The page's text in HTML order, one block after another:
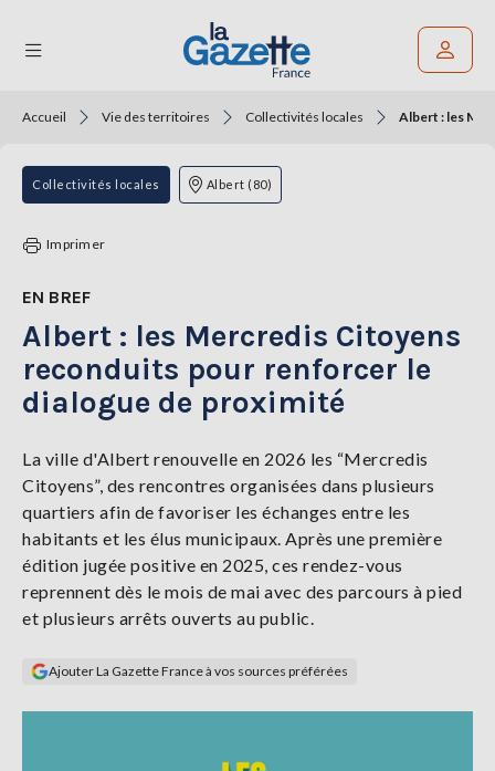
THÉMATIQUES
RÉGIONS
TENDANCES
SERVICES
LA
GAZETTE
Se
connecter
S'abonner
Accueil Vie des territoires Collectivités locales Albert : les
Collectivités locales Albert (80)
Imprimer
EN BREF
Albert : les Mercredis Citoyens
reconduits pour renforcer le
dialogue de proximité
La ville d'Albert renouvelle en 2026 les “Mercredis
Citoyens”, des rencontres organisées dans plusieurs
quartiers afin de favoriser les échanges entre les
habitants et les élus municipaux. Après une première
édition jugée positive en 2025, ces rendez-vous
reprennent dès le mois de mai avec des parcours à pied
et plusieurs arrêts ouverts au public.
Ajouter La Gazette France à vos sources préférées